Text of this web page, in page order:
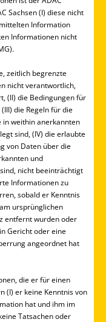
Sachsen (I) diese nicht
Information
Informationen nicht
zeitlich begrenzte
nicht verantwortlich,
(II) die Bedingungen für
die Regeln für die
weithin anerkannten
sind, (IV) die erlaubte
von Daten über die
und
nicht beeinträchtigt
Informationen zu
sobald er Kenntnis
ursprünglichen
entfernt wurden oder
Gericht oder eine
angeordnet hat
die er für einen
(I) er keine Kenntnis von
hat und ihm im
Tatsachen oder